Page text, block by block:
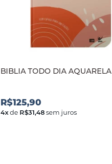
BIBLIA TODO DIA AQUARELA
R$125,90
4xde R$31,48sem juros